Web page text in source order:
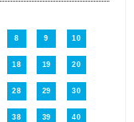
8 9 10
18 19 20
28 29 30
38 39 40